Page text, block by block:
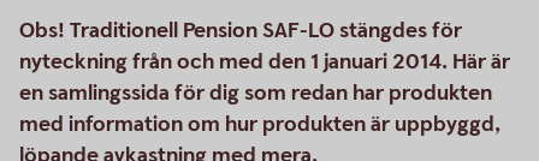
Obs! Traditionell Pension SAF-LO stängdes för
nyteckning från och med den 1 januari 2014. Här är
en samlingssida för dig som redan har produkten
med information om hur produkten är uppbyggd,